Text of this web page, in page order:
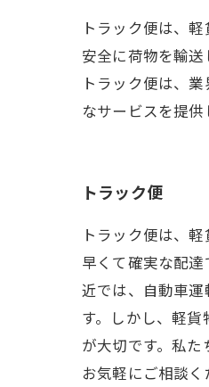
トラック便は、
安全に荷物を輸
トラック便は、
なサービスを提
トラック便
トラック便は、
早くて確実な配
近では、自動車
す。しかし、軽
が大切です。私
お気軽にご相談く